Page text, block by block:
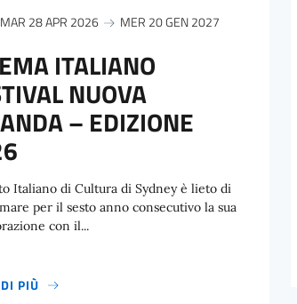
MAR 28 APR 2026 MER 20 GEN 2027
ITALIANO
NUOVA
– EDIZIONE
Italiano di Cultura di Sydney è lieto di
per il sesto anno consecutivo la sua
con il...
PIÙ
ITALIANO FESTIVAL NUOVA ZELANDA –